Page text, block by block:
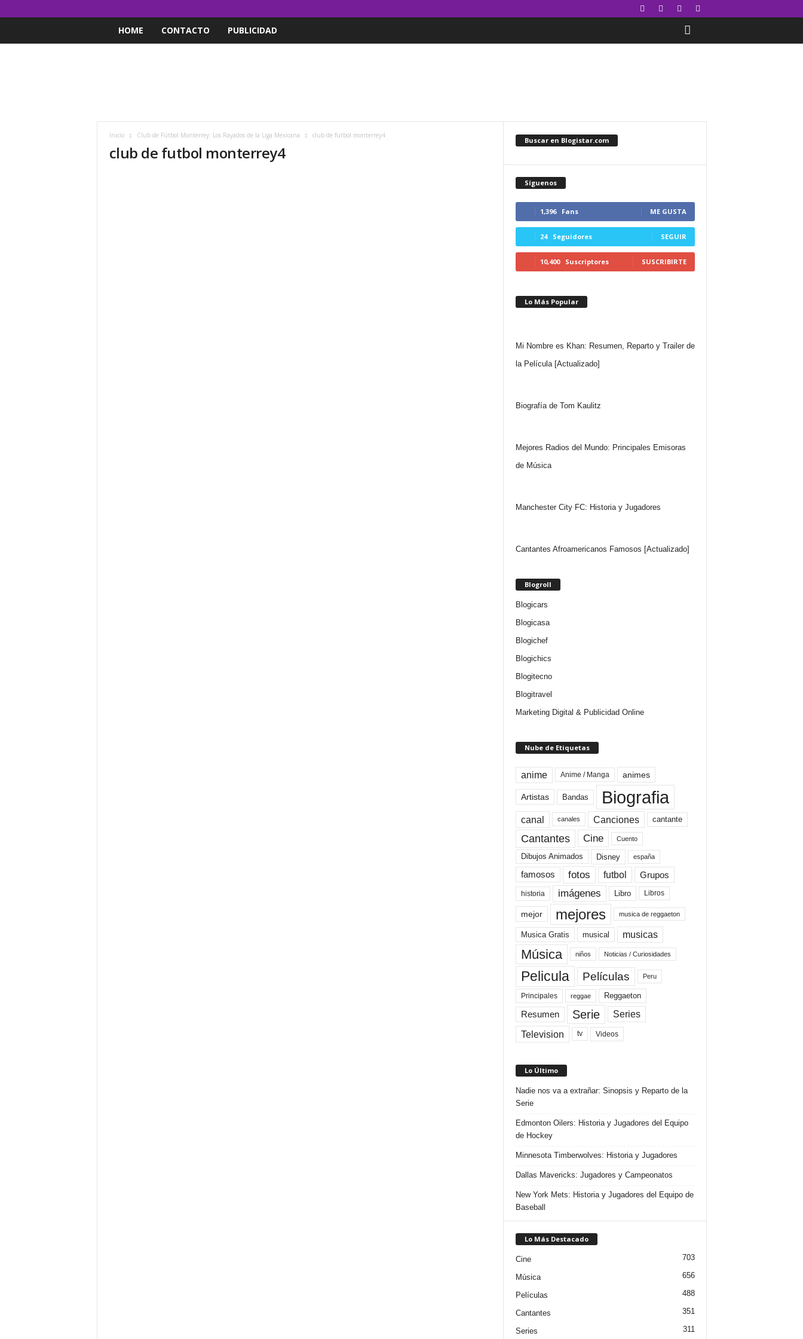
HOME CONTACTO PUBLICIDAD
Inicio Club de Fútbol Monterrey: Los Rayados de la Liga Mexicana club de futbol monterrey4
club de futbol monterrey4
Buscar en Blogistar.com
Síguenos
1,396 Fans ME GUSTA
24 Seguidores SEGUIR
10,400 Suscriptores SUSCRIBIRTE
Lo Más Popular
Mi Nombre es Khan: Resumen, Reparto y Trailer de
la Película [Actualizado]
Biografía de Tom Kaulitz
Mejores Radios del Mundo: Principales Emisoras
de Música
Manchester City FC: Historia y Jugadores
Cantantes Afroamericanos Famosos [Actualizado]
Blogroll
Blogicars
Blogicasa
Blogichef
Blogichics
Blogitecno
Blogitravel
Marketing Digital & Publicidad Online
Nube de Etiquetas
anime Anime / Manga animes
Artistas Bandas Biografia
canal canales Canciones cantante
Cantantes Cine Cuento
Dibujos Animados Disney españa
famosos fotos futbol Grupos
historia imágenes Libro Libros
mejor mejores musica de reggaeton
Musica Gratis musical musicas
Música niños Noticias / Curiosidades
Pelicula Películas Peru
Principales reggae Reggaeton
Resumen Serie Series
Television tv Videos
Lo Último
Nadie nos va a extrañar: Sinopsis y Reparto de la
Serie
Edmonton Oilers: Historia y Jugadores del Equipo
de Hockey
Minnesota Timberwolves: Historia y Jugadores
Dallas Mavericks: Jugadores y Campeonatos
New York Mets: Historia y Jugadores del Equipo de
Baseball
Lo Más Destacado
Cine 703
Música 656
Películas 488
Cantantes 351
Series 311